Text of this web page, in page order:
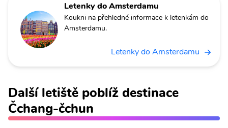
Letenky do Amsterdamu
Koukni na přehledné informace k letenkám do
Amsterdamu.
Letenky do Amsterdamu
Další letiště poblíž destinace
Čchang-čchun